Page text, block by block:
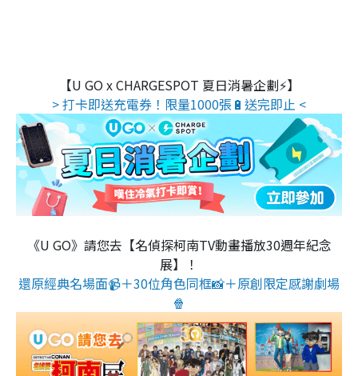
【U GO x CHARGESPOT 夏日消暑企劃⚡】
> 打卡即送充電券！限量1000張🔋送完即止 <
《U GO》請您去【名偵探柯南TV動畫播放30週年紀念
展】！
還原經典名場面📹＋30位角色同框📸＋原創限定感謝劇場
🍿